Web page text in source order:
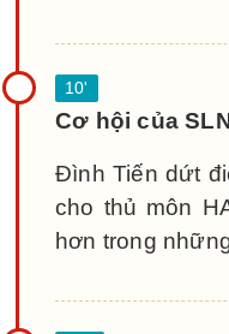
Cơ hội của
Đình Tiến dứt
cho thủ môn
hơn trong